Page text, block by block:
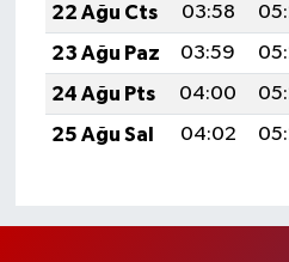
22 Ağu Cts
03:58
23 Ağu Paz
03:59
24 Ağu Pts
04:00
25 Ağu Sal
04:02